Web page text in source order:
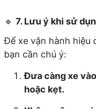
🔹 7. Lưu ý khi sử
Để xe vận hành hiệu
bạn cần chú ý:
Đưa càng xe
hoặc kẹt.